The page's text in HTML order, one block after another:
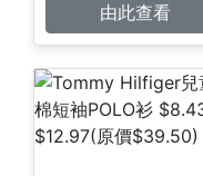
由此查看